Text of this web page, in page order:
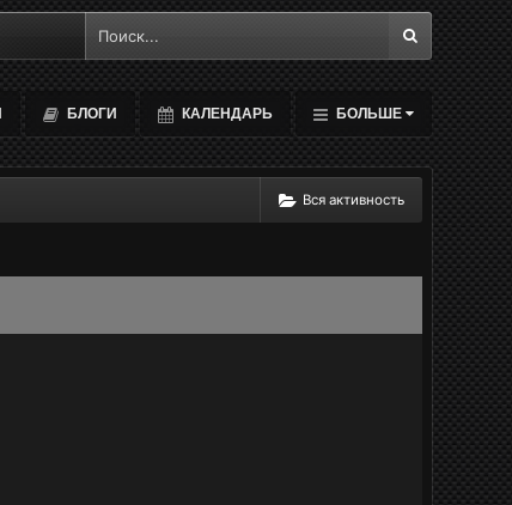
БЛОГИ КАЛЕНДАРЬ БОЛЬШЕ
Вся активность